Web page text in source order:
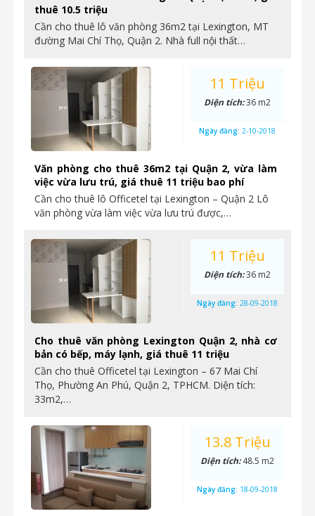
thuê 10.5 triệu
Cần cho thuê lô văn phòng 36m2 tại Lexington, MT
đường Mai Chí Thọ, Quận 2. Nhà full nội thất…
Văn phòng cho thuê 36m2 tại Quận 2, vừa làm
việc vừa lưu trú, giá thuê 11 triệu bao phí
Cần cho thuê lô Officetel tại Lexington – Quận 2 Lô
văn phòng vừa làm việc vừa lưu trú được,…
11 Triệu
Diện tích:36 m2
Ngày đăng: 2-10-2018
Cho thuê văn phòng Lexington Quận 2, nhà cơ
bản có bếp, máy lạnh, giá thuê 11 triệu
Cần cho thuê Officetel tại Lexington – 67 Mai Chí
Thọ, Phường An Phú, Quận 2, TPHCM. Diện tích:
33m2,…
11 Triệu
Diện tích:36 m2
Ngày đăng: 28-09-2018
13.8 Triệu
Diện tích:48.5 m2
Ngày đăng: 18-09-2018